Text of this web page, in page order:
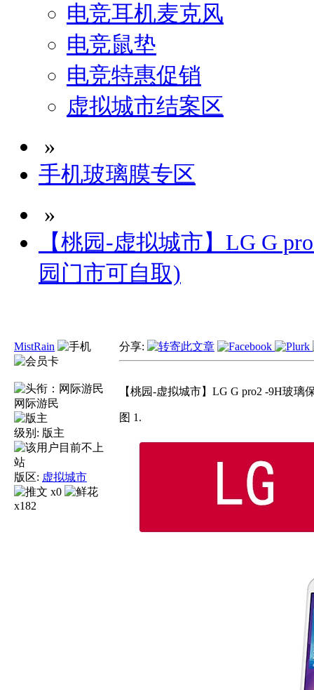
电竞耳机麦克风
电竞鼠垫
电竞特惠促销
虚拟城市结案区
»
手机玻璃膜专区
»
【桃园-虚拟城市】LG G
园门市可自取)
MistRain
网际游民
级别: 版主
版区: 虚拟城市
x0
x182
分享:
【桃园-虚拟城市】LG G pro2 -9H玻
图 1.